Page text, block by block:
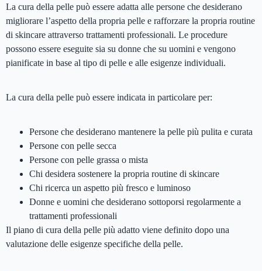
La cura della pelle può essere adatta alle persone che desiderano
migliorare l’aspetto della propria pelle e rafforzare la propria routine
di skincare attraverso trattamenti professionali. Le procedure
possono essere eseguite sia su donne che su uomini e vengono
pianificate in base al tipo di pelle e alle esigenze individuali.
La cura della pelle può essere indicata in particolare per:
Persone che desiderano mantenere la pelle più pulita e curata
Persone con pelle secca
Persone con pelle grassa o mista
Chi desidera sostenere la propria routine di skincare
Chi ricerca un aspetto più fresco e luminoso
Donne e uomini che desiderano sottoporsi regolarmente a
trattamenti professionali
Il piano di cura della pelle più adatto viene definito dopo una
valutazione delle esigenze specifiche della pelle.